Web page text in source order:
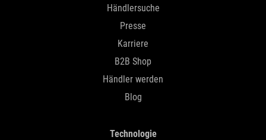
Händlersuche
Presse
Karriere
B2B Shop
Händler werden
Blog
Technologie